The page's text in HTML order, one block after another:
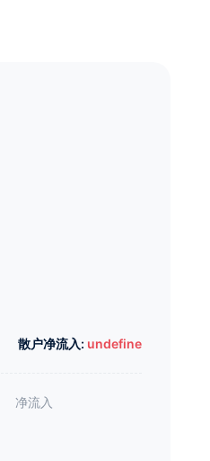
散户净流入: undefined